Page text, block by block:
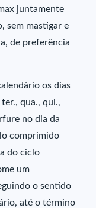
juntamente
sem mastigar e
de preferência
os dias
qua., qui.,
no dia da
comprimido
do ciclo
um
o sentido
até o término